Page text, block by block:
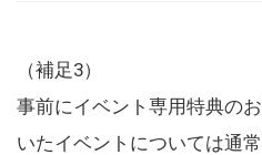
（補足3）
事前にイベント専用特典の
いたイベントについては通